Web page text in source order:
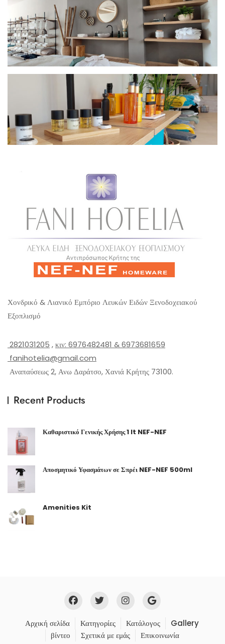
Χονδρικό & Λιανικό Εμπόριο Λευκών Ειδών Ξενοδοχειακού
Εξοπλισμό
2821031205 ,κιν: 6976482481 & 6973681659
fanihotelia@gmail.com
Αναπαύσεως 2, Ανω Δαράτσο, Χανιά Κρήτης 73100.
Recent Products
Καθαριστικό Γενικής Χρήσης 1 lt NEF-NEF
Αποσμητικό Υφασμάτων σε Σπρέι NEF-NEF 500ml
Amenities Kit
Αρχική σελίδα Κατηγορίες Κατάλογος
Gallery
βίντεο
Σχετικά με εμάς
Επικοινωνία